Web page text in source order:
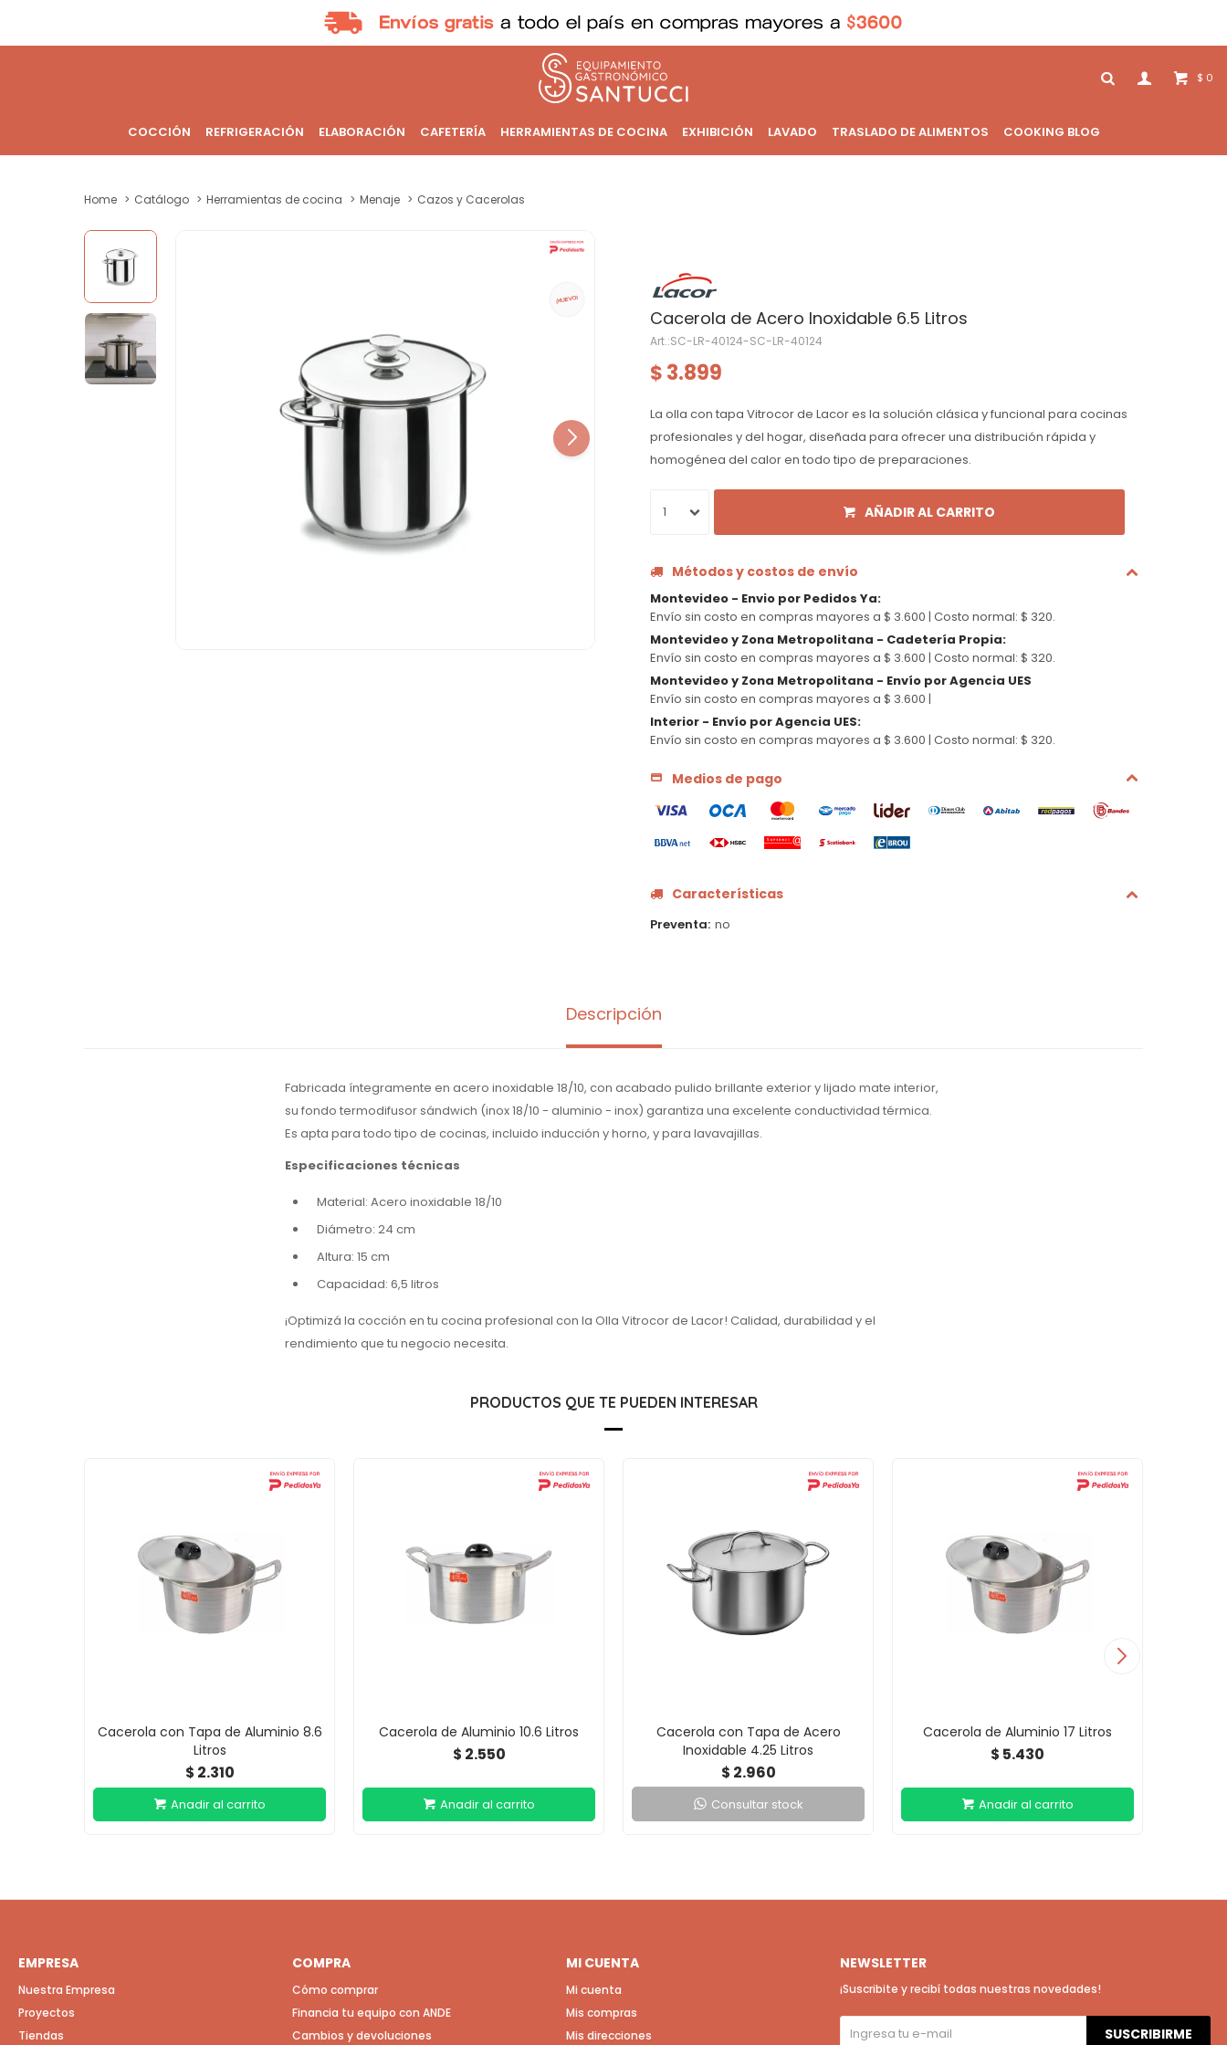
COCCIÓN REFRIGERACIÓN ELABORACIÓN CAFETERÍA HERRAMIENTAS DE COCINA EXHIBICIÓN LAVADO TRASLADO DE ALIMENTOS COOKING BLOG
$ 0
Home Catálogo Herramientas de cocina Menaje Cazos y Cacerolas
Cacerola de Acero Inoxidable 6.5 Litros
SC-LR-40124-SC-LR-40124
$ 3.899
La olla con tapa Vitrocor de Lacor es la solución clásica y funcional para cocinas
profesionales y del hogar, diseñada para ofrecer una distribución rápida y
homogénea del calor en todo tipo de preparaciones.
1 AÑADIR AL CARRITO
Métodos y costos de envío
Montevideo - Envio por Pedidos Ya:
Envío sin costo en compras mayores a $ 3.600 | Costo normal: $ 320.
Montevideo y Zona Metropolitana - Cadetería Propia:
Envío sin costo en compras mayores a $ 3.600 | Costo normal: $ 320.
Montevideo y Zona Metropolitana - Envío por Agencia UES
Envío sin costo en compras mayores a $ 3.600 |
Interior - Envío por Agencia UES:
Envío sin costo en compras mayores a $ 3.600 | Costo normal: $ 320.
Medios de pago
Características
Preventa no
Descripción
Fabricada íntegramente en acero inoxidable 18/10, con acabado pulido brillante exterior y lijado mate interior,
su fondo termodifusor sándwich (inox 18/10 - aluminio - inox) garantiza una excelente conductividad térmica.
Es apta para todo tipo de cocinas, incluido inducción y horno, y para lavavajillas.
Especificaciones técnicas
Material: Acero inoxidable 18/10
Diámetro: 24 cm
Altura: 15 cm
Capacidad: 6,5 litros
¡Optimizá la cocción en tu cocina profesional con la Olla Vitrocor de Lacor! Calidad, durabilidad y el
rendimiento que tu negocio necesita.
PRODUCTOS QUE TE PUEDEN INTERESAR
Cacerola con Tapa de Aluminio 8.6
Litros
$ 2.310
Cacerola de Aluminio 10.6 Litros
$ 2.550
Cacerola con Tapa de Acero
Inoxidable 4.25 Litros
$ 2.960
Consultar stock
Cacerola de Aluminio 17 Litros
$ 5.430
EMPRESA
Nuestra Empresa
Proyectos
Tiendas
COMPRA
Cómo comprar
Financia tu equipo con ANDE
Cambios y devoluciones
MI CUENTA
Mi cuenta
Mis compras
Mis direcciones
NEWSLETTER
¡Suscribite y recibí todas nuestras novedades!
SUSCRIBIRME